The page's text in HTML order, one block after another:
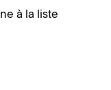
à la liste